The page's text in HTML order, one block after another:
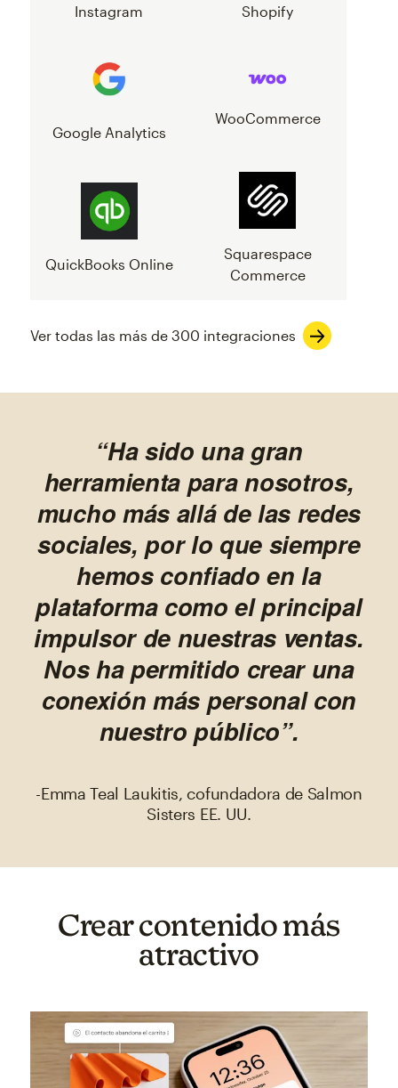
Instagram Shopify
Google Analytics
WooCommerce
QuickBooks Online
Squarespace
Commerce
Ver todas las más de 300 integraciones
“Ha sido una gran
herramienta para nosotros,
mucho más allá de las redes
sociales, por lo que siempre
hemos confiado en la
plataforma como el principal
impulsor de nuestras ventas.
Nos ha permitido crear una
conexión más personal con
nuestro público”.
-Emma Teal Laukitis, cofundadora de Salmon
Sisters EE. UU.
Crear contenido más
atractivo